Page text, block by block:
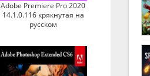
Adobe Premiere Pro 2020
14.1.0.116 крякнутая на
русском